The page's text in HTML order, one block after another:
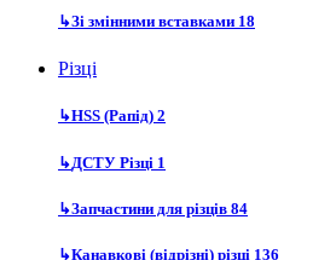
↳Зі змінними вставками 18
Різці
↳HSS (Рапід) 2
↳ДСТУ Різці 1
↳Запчастини для різців 84
↳Канавкові (відрізні) різці 136